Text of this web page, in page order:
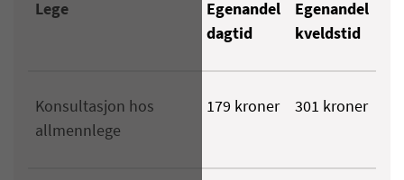
Lege
Egenandel
dagtid
Egenandel
kveldstid
Konsultasjon hos
allmennlege
179 kroner 301 kroner